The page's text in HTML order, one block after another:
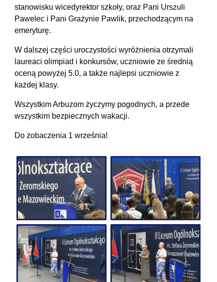
stanowisku wicedyrektor szkoły, oraz Pani Urszuli
Pawelec i Pani Grażynie Pawlik, przechodzącym na
emeryturę.
W dalszej części uroczystości wyróżnienia otrzymali
laureaci olimpiad i konkursów, uczniowie ze średnią
oceną powyżej 5.0, a także najlepsi uczniowie z
każdej klasy.
Wszystkim Arbuzom życzymy pogodnych, a przede
wszystkim bezpiecznych wakacji.
Do zobaczenia 1 września!